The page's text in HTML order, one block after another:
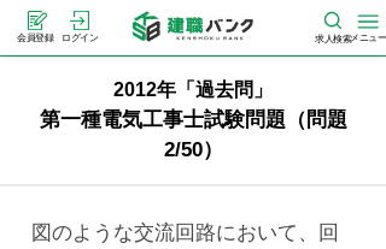
会員登録 ログイン 求人検索メニュー
2012年「過去問」
第一種電気工事士試験問題（問題
2/50）
図のような交流回路において、回